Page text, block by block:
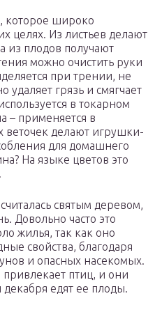
которое широко
целях. Из листьев делают
из плодов получают
можно очистить руки
при трении, не
удаляет грязь и смягчает
в токарном
– применяется в
делают игрушки-
для домашнего
На языке цветов это
святым деревом,
Довольно часто это
жилья, так как оно
свойства, благодаря
и опасных насекомых.
птиц, и они
едят ее плоды.